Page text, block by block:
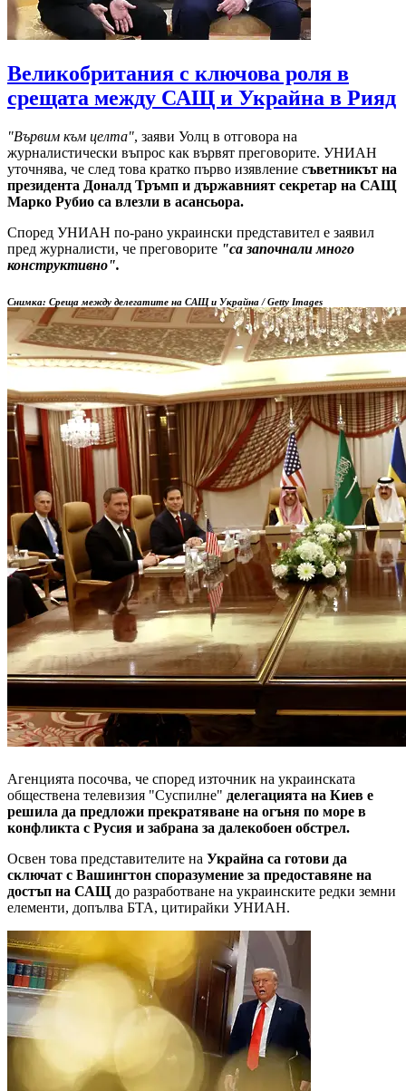
Великобритания с ключова роля в
срещата между САЩ и Украйна в Рияд
"Вървим към целта", заяви Уолц в отговора на
журналистически въпрос как вървят преговорите. УНИАН
уточнява, че след това кратко първо изявление съветникът на
президента Доналд Тръмп и държавният секретар на САЩ
Марко Рубио са влезли в асансьора.
Според УНИАН по-рано украински представител е заявил
пред журналисти, че преговорите "са започнали много
конструктивно".
Снимка: Среща между делегатите на САЩ и Украйна / Getty Images
Агенцията посочва, че според източник на украинската
обществена телевизия "Суспилне" делегацията на Киев е
решила да предложи прекратяване на огъня по море в
конфликта с Русия и забрана за далекобоен обстрел.
Освен това представителите на Украйна са готови да
сключат с Вашингтон споразумение за предоставяне на
достъп на САЩ до разработване на украинските редки земни
елементи, допълва БТА, цитирайки УНИАН.